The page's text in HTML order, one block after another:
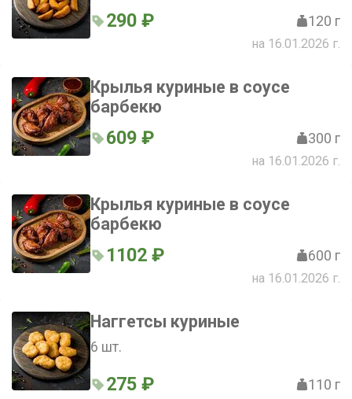
290 ₽ 120 г
на 16.01.2026 г.
Крылья куриные в соусе
барбекю
609 ₽ 300 г
на 16.01.2026 г.
Крылья куриные в соусе
барбекю
1102 ₽ 600 г
на 16.01.2026 г.
Наггетсы куриные
6 шт.
275 ₽ 110 г